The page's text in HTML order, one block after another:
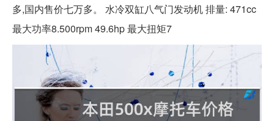
多,国内售价七万多。 水冷双缸八气门发动机 排量: 471cc
最大功率8.500rpm 49.6hp 最大扭矩7